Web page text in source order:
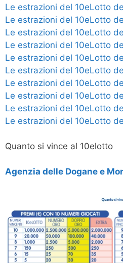
Le estrazioni del 10eLotto
Le estrazioni del 10eLotto
Le estrazioni del 10eLotto
Le estrazioni del 10eLotto
Le estrazioni del 10eLotto
Le estrazioni del 10eLotto
Le estrazioni del 10eLotto
Le estrazioni del 10eLotto
Le estrazioni del 10eLotto
Le estrazioni del 10eLotto
Quanto si vince al 10elotto
Agenzia delle Dogane e